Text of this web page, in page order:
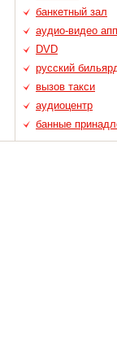
банкетный зал
аудио-видео
DVD
русский
вызов такси
аудиоцентр
банные